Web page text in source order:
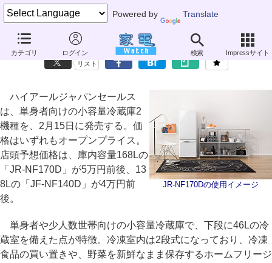
Powered by Translate
カテゴリ ログイン 検索 Impressサイト
ハイアール、冷凍室が大きい単身者向け冷蔵庫
リスト
JR-NF170Dの使用イメージ
ハイアールジャパンセールス
は、単身者向けの小容量冷蔵庫2
機種を、2月15日に発売する。価
格はいずれもオープンプライス。
店頭予想価格は、庫内容量168Lの
「JR-NF170D」が5万円前後、13
8Lの「JF-NF140D」が4万円前
後。
単身者や少人数世帯向けの小容量冷蔵庫で、下段に46Lの冷
蔵室を備えた点が特徴。冷凍室内は2段式になっており、冷凍
食品の買い置きや、野菜を新鮮なまま保存するホームフリージ